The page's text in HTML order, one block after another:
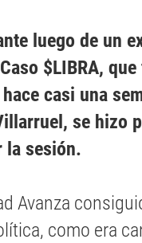
luego de un
$LIBRA,
casi una
se hizo
la sesión.
Avanza
como era